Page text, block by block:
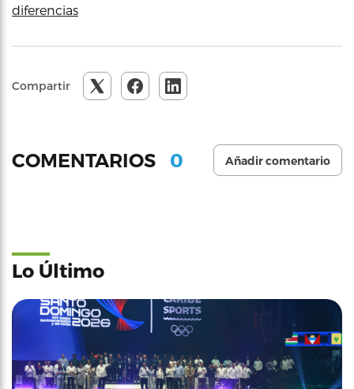
diferencias
Compartir
COMENTARIOS 0 Añadir comentario
Lo Último